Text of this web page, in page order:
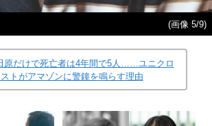
(画像 5/9)
原だけで死亡者は4年間で5人……ユニクロ
トがアマゾンに警鐘を鳴らす理由